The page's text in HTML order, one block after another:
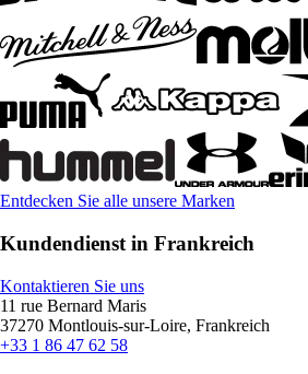
Entdecken Sie alle unsere Marken
Kundendienst in Frankreich
Kontaktieren Sie uns
11 rue Bernard Maris
37270 Montlouis-sur-Loire, Frankreich
+33 1 86 47 62 58